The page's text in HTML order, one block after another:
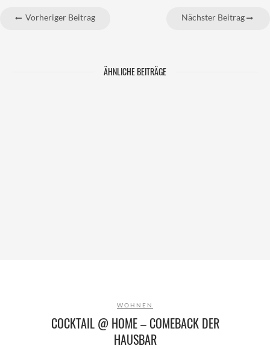
Vorheriger Beitrag Nächster Beitrag
ÄHNLICHE BEITRÄGE
WOHNEN
COCKTAIL @ HOME – COMEBACK DER
HAUSBAR